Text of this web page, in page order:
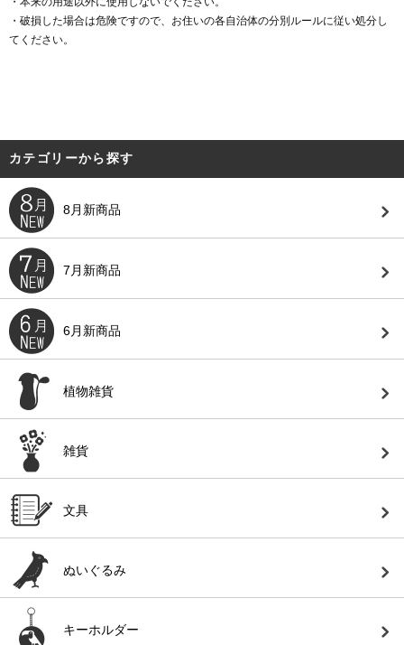
・破損した場合は危険ですので、お住いの各自治体の分別ルールに従い処分し
てください。
カテゴリーから探す
8月新商品
7月新商品
6月新商品
植物雑貨
雑貨
文具
ぬいぐるみ
キーホルダー